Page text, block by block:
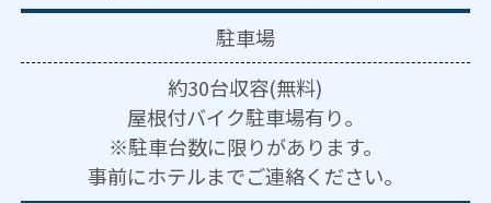
駐車場
約30台収容(無料)
屋根付バイク駐車場有り。
※駐車台数に限りがあります。
事前にホテルまでご連絡ください。